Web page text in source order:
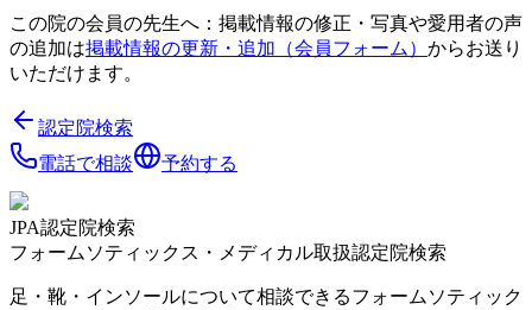
この院の会員の先生へ：掲載情報の修正・写真や愛用者の声
の追加は掲載情報の更新・追加（会員フォーム） からお送り
いただけます。
認定院検索
電話で相談
予約する
JPA認定院検索
フォームソティックス・メディカル取扱認定院検索
足・靴・インソールについて相談できるフォームソティック